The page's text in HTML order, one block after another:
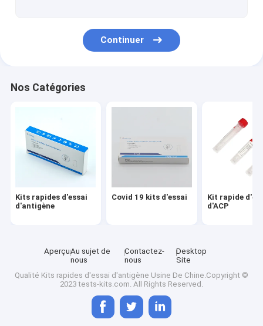
Continuer
Nos Catégories
Kits rapides d'essai
d'antigène
Covid 19 kits d'essai
Kit rapide
d'ACP
AperçuAu sujet de
nous
Contactez-
nous
Desktop
Site
Qualité Kits rapides d'essai d'antigène Usine De Chine.Copyright ©
2023 tests-kits.com. All Rights Reserved.